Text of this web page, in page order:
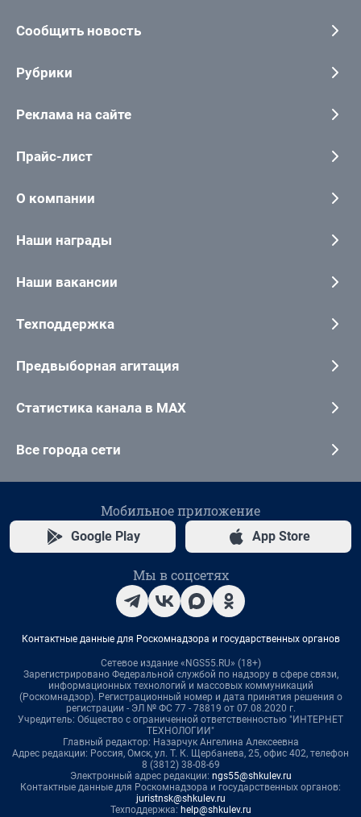
Сообщить новость
Рубрики
Реклама на сайте
Прайс-лист
О компании
Наши награды
Наши вакансии
Техподдержка
Предвыборная агитация
Статистика канала в MAX
Все города сети
Мобильное приложение
Google Play App Store
Мы в соцсетях
Контактные данные для Роскомнадзора и государственных органов
Сетевое издание «NGS55.RU» (18+)
Зарегистрировано Федеральной службой по надзору в сфере связи,
информационных технологий и массовых коммуникаций
(Роскомнадзор). Регистрационный номер и дата принятия решения о
регистрации - ЭЛ № ФС 77 - 78819 от 07.08.2020 г.
Учредитель: Общество с ограниченной ответственностью "ИНТЕРНЕТ
ТЕХНОЛОГИИ"
Главный редактор: Назарчук Ангелина Алексеевна
Адрес редакции: Россия, Омск, ул. Т. К. Щербанева, 25, офис 402, телефон
8 (3812) 38-08-69
Электронный адрес редакции: ngs55@shkulev.ru
Контактные данные для Роскомнадзора и государственных органов:
juristnsk@shkulev.ru
Техподдержка: help@shkulev.ru